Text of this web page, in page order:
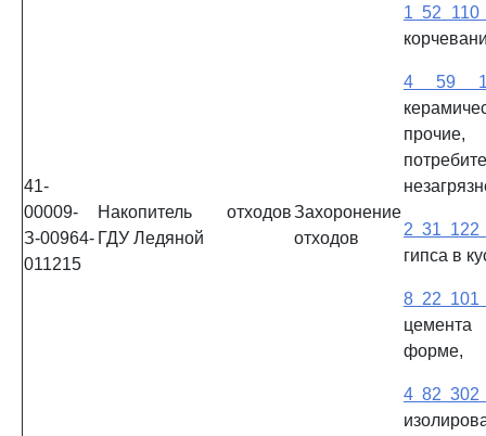
41-
00009-
З-00964-
011215
Накопитель отходов
ГДУ Ледяной
Захоронение
отходов
1 52
4 59
2 31
гипса в
8 22
форме,
4 82